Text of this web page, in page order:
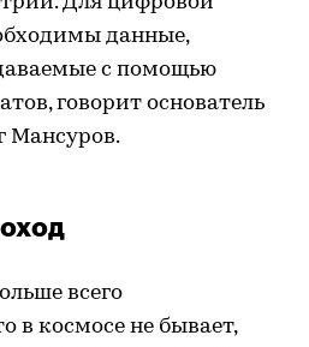
данные,
с помощью
говорит основатель
Мансуров.
всего
в космосе не бывает,